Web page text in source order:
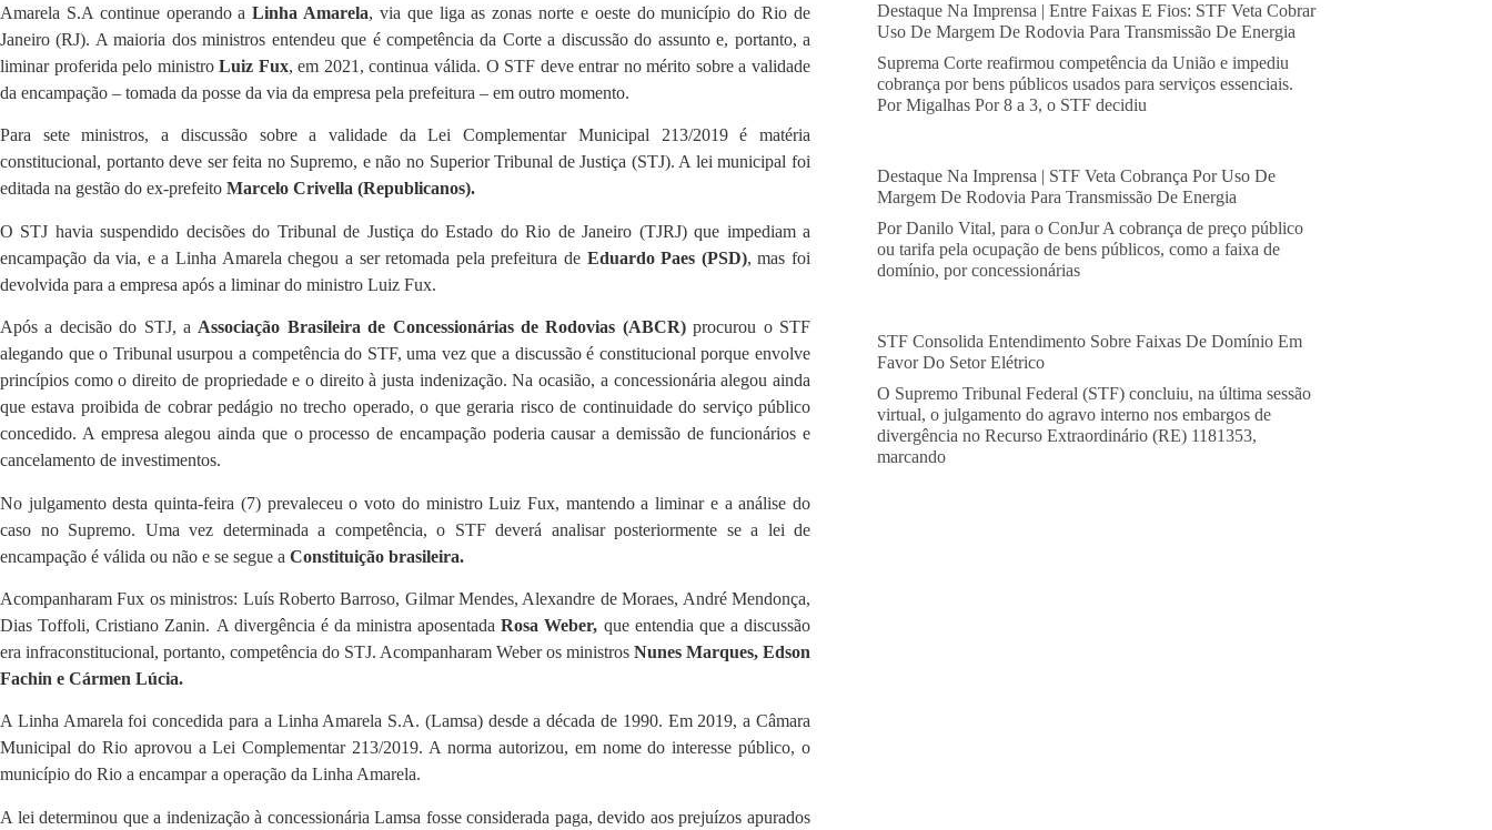
Amarela S.A continue operando a Linha Amarela, via que liga as zonas norte e oeste do município do Rio de
Janeiro (RJ). A maioria dos ministros entendeu que é competência da Corte a discussão do assunto e, portanto, a
liminar proferida pelo ministroLuiz Fux, em 2021, continua válida. O STF deve entrar no mérito sobre a validade
da encampação – tomada da posse da via da empresa pela prefeitura – em outro momento.
Para sete ministros, a discussão sobre a validade da Lei Complementar Municipal 213/2019 é matéria
constitucional, portanto deve ser feita no Supremo, e não no Superior Tribunal de Justiça (STJ). A lei municipal foi
editada na gestão do ex-prefeito Marcelo Crivella (Republicanos).
O STJ havia suspendido decisões do Tribunal de Justiça do Estado do Rio de Janeiro (TJRJ) que impediam a
encampação da via, e a Linha Amarela chegou a ser retomada pela prefeitura deEduardo Paes (PSD), mas foi
devolvida para a empresa após a liminar do ministro Luiz Fux.
Após a decisão do STJ, a Associação Brasileira de Concessionárias de Rodovias (ABCR)procurou o STF
alegando que o Tribunal usurpou a competência do STF, uma vez que a discussão é constitucional porque envolve
princípios como o direito de propriedade e o direito à justa indenização. Na ocasião, a concessionária alegou ainda
que estava proibida de cobrar pedágio no trecho operado, o que geraria risco de continuidade do serviço público
concedido. A empresa alegou ainda que o processo de encampação poderia causar a demissão de funcionários e
cancelamento de investimentos.
No julgamento desta quinta-feira (7) prevaleceu o voto do ministro Luiz Fux, mantendo a liminar e a análise do
caso no Supremo. Uma vez determinada a competência, o STF deverá analisar posteriormente se a lei de
encampação é válida ou não e se segue a Constituição brasileira.
Acompanharam Fux os ministros: Luís Roberto Barroso, Gilmar Mendes, Alexandre de Moraes, André Mendonça,
Dias Toffoli, Cristiano Zanin. A divergência é da ministra aposentadaRosa Weber, que entendia que a discussão
era infraconstitucional, portanto, competência do STJ. Acompanharam Weber os ministros Nunes Marques, Edson
Fachin e Cármen Lúcia.
A Linha Amarela foi concedida para a Linha Amarela S.A. (Lamsa) desde a década de 1990. Em 2019, a Câmara
Municipal do Rio aprovou a Lei Complementar 213/2019. A norma autorizou, em nome do interesse público, o
município do Rio a encampar a operação da Linha Amarela.
A lei determinou que a indenização à concessionária Lamsa fosse considerada paga, devido aos prejuízos apurados
Destaque Na Imprensa | Entre Faixas E Fios: STF Veta Cobrar
Uso De Margem De Rodovia Para Transmissão De Energia
Suprema Corte reafirmou competência da União e impediu
cobrança por bens públicos usados para serviços essenciais.
Por Migalhas Por 8 a 3, o STF decidiu
Destaque Na Imprensa | STF Veta Cobrança Por Uso De
Margem De Rodovia Para Transmissão De Energia
Por Danilo Vital, para o ConJur A cobrança de preço público
ou tarifa pela ocupação de bens públicos, como a faixa de
domínio, por concessionárias
STF Consolida Entendimento Sobre Faixas De Domínio Em
Favor Do Setor Elétrico
O Supremo Tribunal Federal (STF) concluiu, na última sessão
virtual, o julgamento do agravo interno nos embargos de
divergência no Recurso Extraordinário (RE) 1181353,
marcando